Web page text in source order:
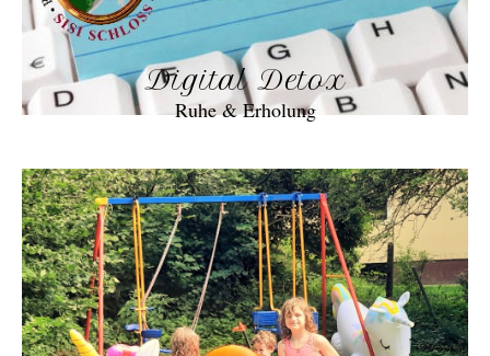
Digital Detox
Ruhe & Erholung